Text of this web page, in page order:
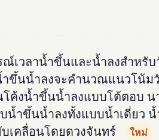
ณ์เวลาน้ำขึ้นและน้ำลงสำหรั
ำขึ้นน้ำลงจะคำนวณแนวโน้
ค้งน้ำขึ้นน้ำลงแบบโต้ตอบ
ำขึ้นน้ำลงทั้งแบบน้ำเดี่ยว
เคลื่อนโดยดวงจันทร์
ใหม่